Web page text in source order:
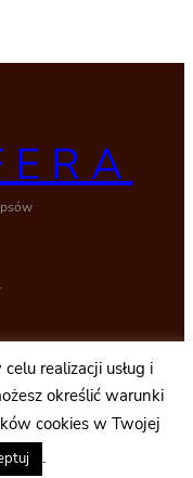
realizacji usług i
określić warunki
cookies w Twojej
.